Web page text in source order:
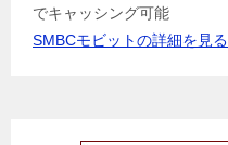
でキャッシング可能
SMBCモビットの詳細を見る